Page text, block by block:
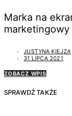
Marka na
JUSTYNA KIEJZA
31 LIPCA 2021
ZOBACZ WPIS
SPRAWDŹ TAKŻE